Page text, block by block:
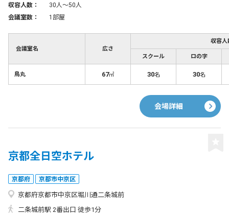
収容人数：
30人〜50人
会議室数：
1部屋
会議室名 広さ
収容人
スクール ロの字
鳥丸 67㎡ 30名 30名
会場詳細
京都全日空ホテル
京都府 京都市中京区
京都府京都市中京区堀川通二条城前
二条城前駅 2番出口 徒歩1分